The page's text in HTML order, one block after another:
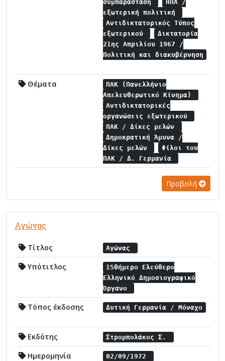
συμπαράσταση
ΗΠΑ /
εξωτερική πολιτική
Αντιδικτατορικός Τύπος
εξωτερικού
Δικτατορία
21ης Απριλίου 1967 /
Πολιτική και διακυβέρνηση
Θέματα
ΠΑΚ (Πανελλήνιο
Απελευθερωτικό Κίνημα)
Αντιδικτατορικές
οργανώσεις εξωτερικού
ΠΑΚ / Δίκες μελών
Δημοκρατική Άμυνα /
Δίκες μελών
Φίλοι του
ΠΑΚ / Δ. Γερμανία
Προβολή
Αγώνας
Τίτλος Αγώνας
Υπότιτλος
15θήμερο Ελεύθερο
Ελληνικό Δημοσιογραφικό
Όργανο
Τόπος έκδοσης Δυτική Γερμανία / Μόναχο
Εκδότης Στρομπολάκος Σ.
Ημερομηνία 02/09/1972